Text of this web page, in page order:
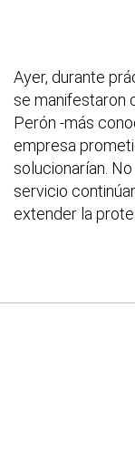
Ayer, durante
se manifestaron
Perón -más
empresa
solucionarían.
servicio
extender la